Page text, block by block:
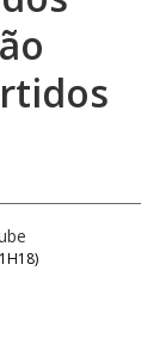
)